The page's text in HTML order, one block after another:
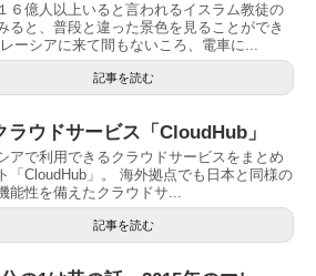
６億人以上いると言われるイスラム教徒の
ると、普段と違った景色を見ることができ
ーシアに来て間もないころ、電車に...
記事を読む
ラウドサービス「CloudHub」
アで利用できるクラウドサービスをまとめ
「CloudHub」。 海外拠点でも日本と同様の
能性を備えたクラウドサ...
記事を読む